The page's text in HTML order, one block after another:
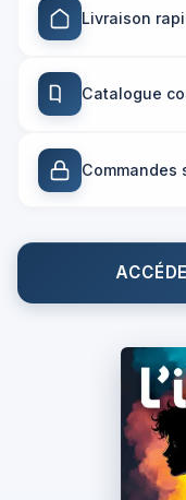
Livraison
Catalogue
Commandes